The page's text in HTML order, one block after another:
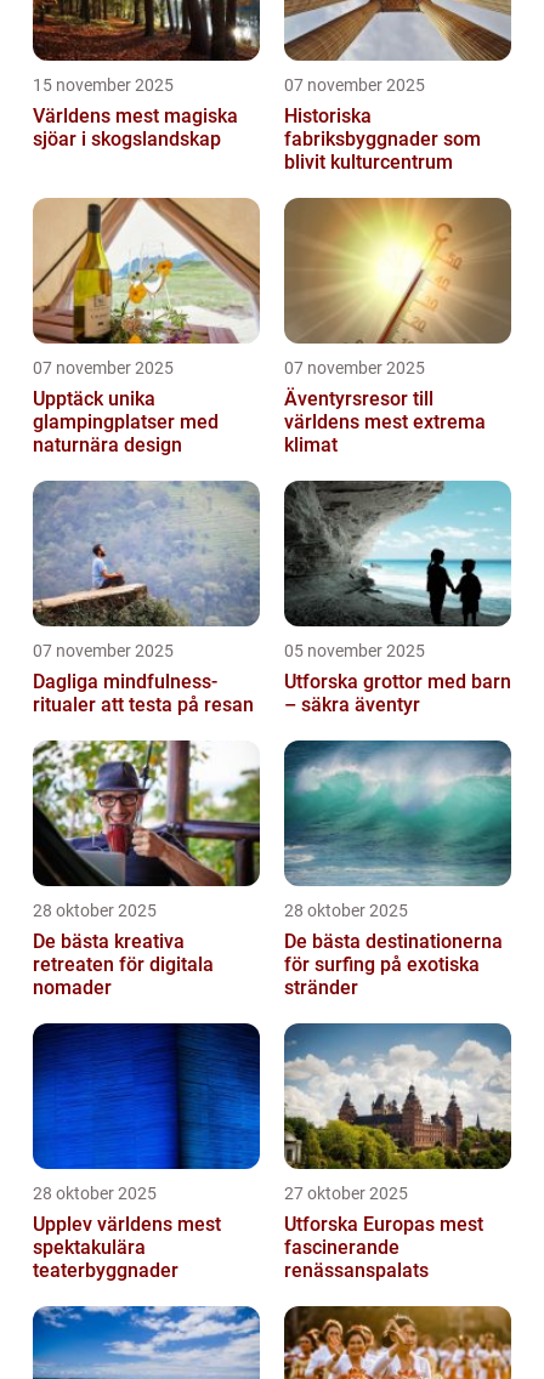
15 november 2025
Världens mest magiska
sjöar i skogslandskap
07 november 2025
Historiska
fabriksbyggnader som
blivit kulturcentrum
07 november 2025
Upptäck unika
glampingplatser med
naturnära design
07 november 2025
Äventyrsresor till
världens mest extrema
klimat
07 november 2025
Dagliga mindfulness-
ritualer att testa på resan
05 november 2025
Utforska grottor med barn
– säkra äventyr
28 oktober 2025
De bästa kreativa
retreaten för digitala
nomader
28 oktober 2025
De bästa destinationerna
för surfing på exotiska
stränder
28 oktober 2025
Upplev världens mest
spektakulära
teaterbyggnader
27 oktober 2025
Utforska Europas mest
fascinerande
renässanspalats